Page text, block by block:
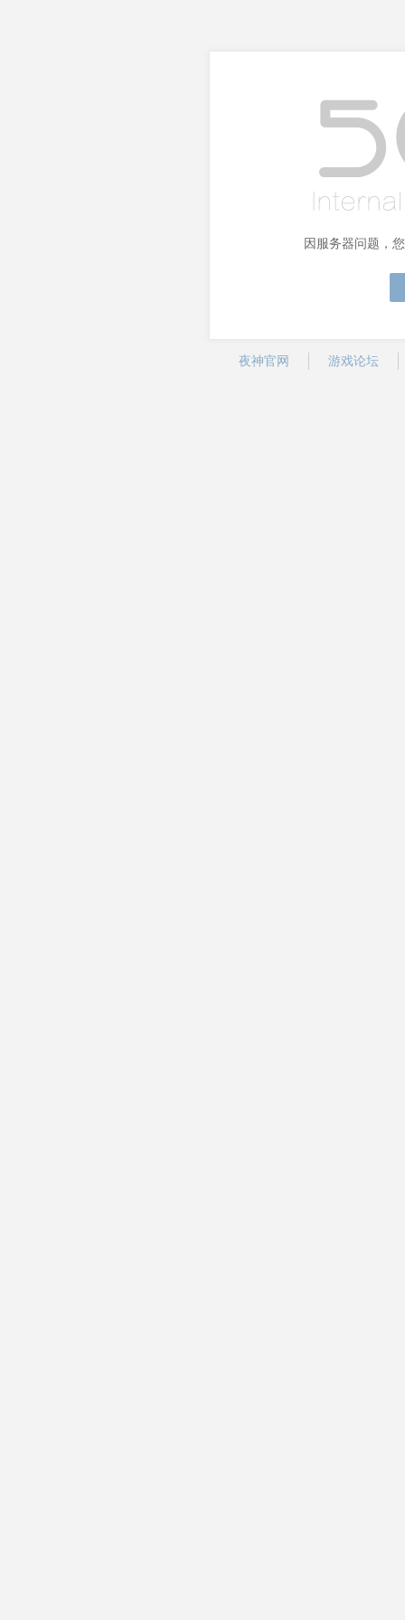
因服务器问题，
夜神官网 游戏论坛